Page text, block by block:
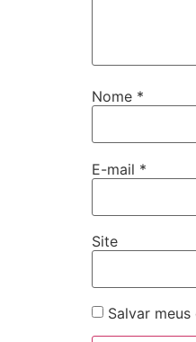
Nome *
E-mail *
Site
Salvar